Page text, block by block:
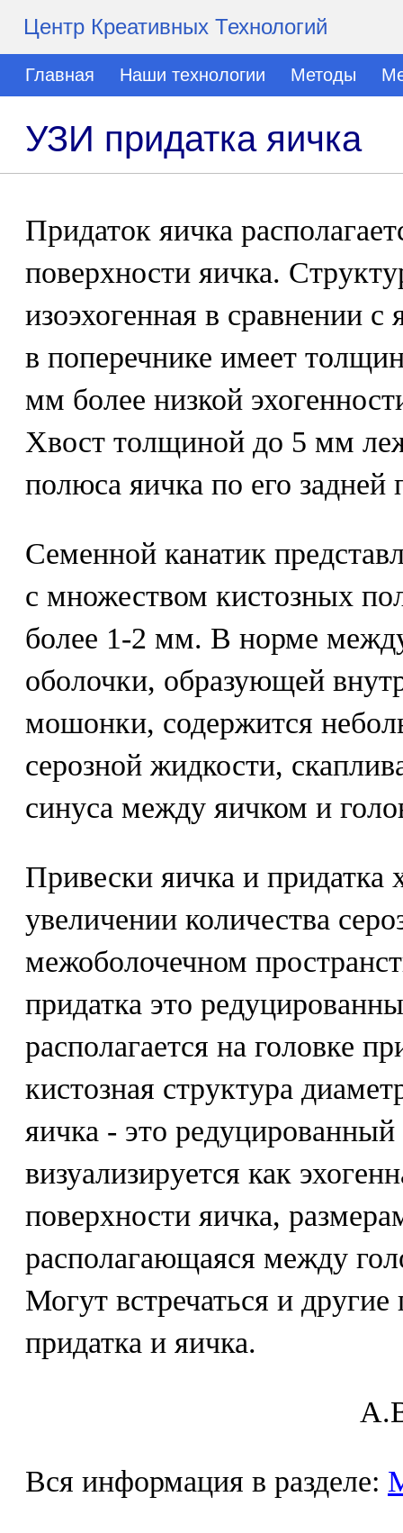
Центр Креативных Технологий
Главная Наши технологии Методы
УЗИ придатка яичка
Придаток яичка
поверхности яичка.
изоэхогенная в сравнении
в поперечнике имеет
мм более низкой
Хвост толщиной до 5 мм
полюса яичка по его задней
Семенной канатик
с множеством кистозных
более 1-2 мм. В норме
оболочки, образующей
мошонки, содержится
серозной жидкости,
синуса между яичком и
Привески яичка и
увеличении количества
межоболочечном
придатка это
располагается на головке
кистозная структура
яичка - это
визуализируется как
поверхности яичка,
располагающаяся между
Могут встречаться и
придатка и яичка.
Вся информация в разделе: